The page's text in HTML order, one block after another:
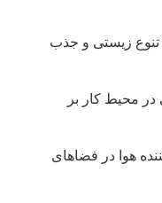
تنوع زیستی و جذب
در محیط کار بر
هوا در فضاهای